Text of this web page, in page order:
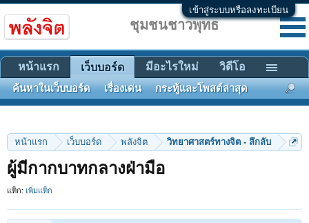
เข้าสู่ระบบหรือลงทะเบียน
หน้าแรก เว็บบอร์ด พลังจิต วิทยาศาสตร์ทางจิต - ลึกลับ
ผู้มีกากบาทกลางฝ่ามือ
แท็ก: เพิ่มแท็ก
ชุมชนชาวพุทธ
หน้าแรก เว็บบอร์ด
ค้นหาในเว็บบอร์ด เรื่องเด่น กระทู้และโพสต์ล่าสุด
มีอะไรใหม่ วิดีโอ